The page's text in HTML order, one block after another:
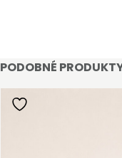
PODOBNÉ
STAŇTE
Stát se klientem